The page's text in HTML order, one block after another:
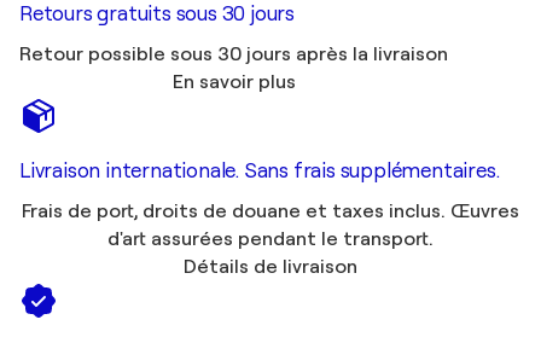
Retours gratuits sous 30 jours
Retour possible sous 30 jours après la livraison
En savoir plus
Livraison internationale. Sans frais supplémentaires.
Frais de port, droits de douane et taxes inclus. Œuvres
d'art assurées pendant le transport.
Détails de livraison